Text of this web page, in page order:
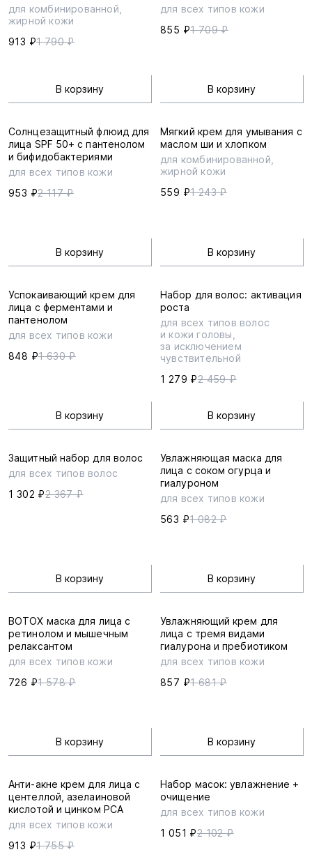
для комбинированной,
жирной кожи
913 ₽1 790 ₽
В корзину
для всех типов кожи
855 ₽1 709 ₽
В корзину
Солнцезащитный флюид для
лица SPF 50+ с пантенолом
и бифидобактериями
для всех типов кожи
953 ₽2 117 ₽
В корзину
Мягкий крем для умывания с
маслом ши и хлопком
для комбинированной,
жирной кожи
559 ₽1 243 ₽
В корзину
Успокаивающий крем для
лица с ферментами и
пантенолом
для всех типов кожи
848 ₽1 630 ₽
В корзину
Набор для волос: активация
роста
для всех типов волос
и кожи головы,
за исключением
чувствительной
1 279 ₽2 459 ₽
В корзину
Защитный набор для волос
для всех типов волос
1 302 ₽2 367 ₽
В корзину
Увлажняющая маска для
лица с соком огурца и
гиалуроном
для всех типов кожи
563 ₽1 082 ₽
В корзину
BOTOX маска для лица с
ретинолом и мышечным
релаксантом
для всех типов кожи
726 ₽1 578 ₽
В корзину
Увлажняющий крем для
лица с тремя видами
гиалурона и пребиотиком
для всех типов кожи
857 ₽1 681 ₽
В корзину
Анти-акне крем для лица с
центеллой, азелаиновой
кислотой и цинком PCA
для всех типов кожи
913 ₽1 755 ₽
Набор масок: увлажнение +
очищение
для всех типов кожи
1 051 ₽2 102 ₽